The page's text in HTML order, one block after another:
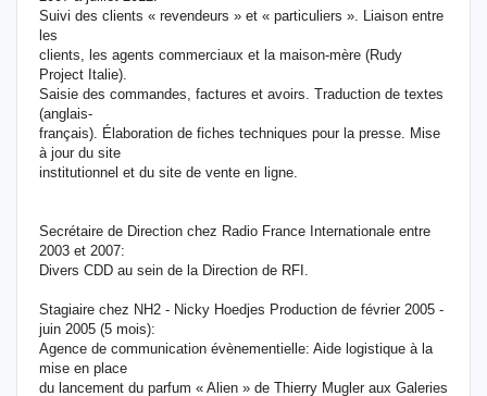
Suivi des clients « revendeurs » et « particuliers ». Liaison entre
les
clients, les agents commerciaux et la maison-mère (Rudy
Project Italie).
Saisie des commandes, factures et avoirs. Traduction de textes
(anglais-
français). Élaboration de fiches techniques pour la presse. Mise
à jour du site
institutionnel et du site de vente en ligne.
Secrétaire de Direction chez Radio France Internationale entre
2003 et 2007:
Divers CDD au sein de la Direction de RFI.
Stagiaire chez NH2 - Nicky Hoedjes Production de février 2005 -
juin 2005 (5 mois):
Agence de communication évènementielle: Aide logistique à la
mise en place
du lancement du parfum « Alien » de Thierry Mugler aux Galeries